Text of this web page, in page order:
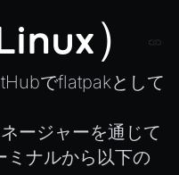
）
でflatpakとして
ージャーを通じて
ミナルから以下の